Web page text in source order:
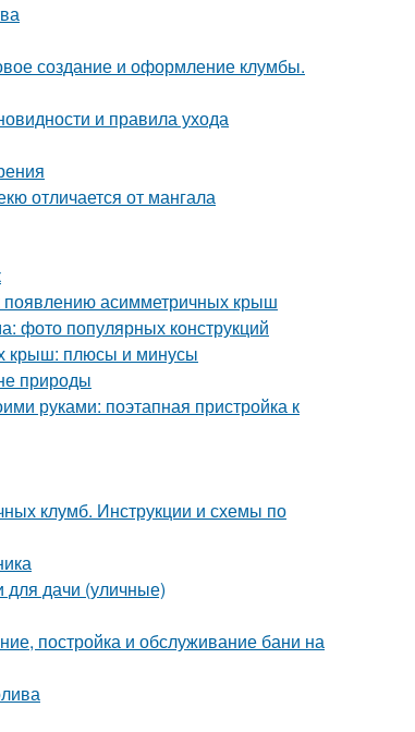
создание и оформление клумбы.
и правила ухода
отличается от мангала
появлению асимметричных крыш
фото популярных конструкций
крыш: плюсы и минусы
природы
руками: поэтапная пристройка к
клумб. Инструкции и схемы по
для дачи (уличные)
постройка и обслуживание бани на